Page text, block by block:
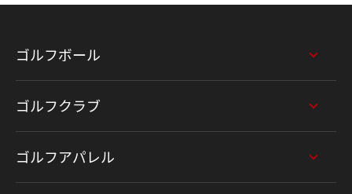
ゴルフボール
ゴルフクラブ
ゴルフアパレル